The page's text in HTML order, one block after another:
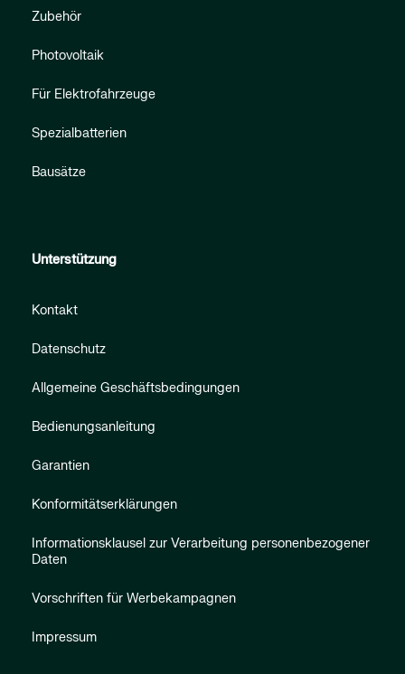
Zubehör
Photovoltaik
Für Elektrofahrzeuge
Spezialbatterien
Bausätze
Unterstützung
Kontakt
Datenschutz
Allgemeine Geschäftsbedingungen
Bedienungsanleitung
Garantien
Konformitätserklärungen
Informationsklausel zur Verarbeitung personenbezogener
Daten
Vorschriften für Werbekampagnen
Impressum